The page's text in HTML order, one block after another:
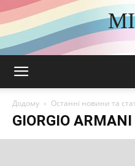
DISCOVER THE
Додому Останні новини та
GIORGIO ARMANI